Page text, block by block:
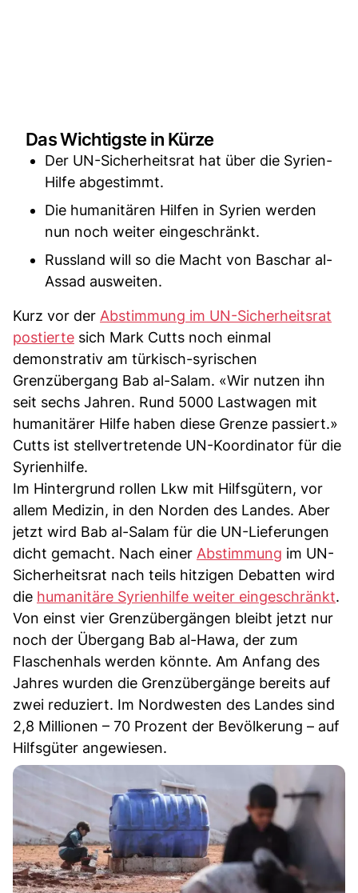
Das Wichtigste in Kürze
Der UN-Sicherheitsrat hat über die Syrien-
Hilfe abgestimmt.
Die humanitären Hilfen in Syrien werden
nun noch weiter eingeschränkt.
Russland will so die Macht von Baschar al-
Assad ausweiten.
Kurz vor der Abstimmung im UN-Sicherheitsrat
postierte sich Mark Cutts noch einmal
demonstrativ am türkisch-syrischen
Grenzübergang Bab al-Salam. «Wir nutzen ihn
seit sechs Jahren. Rund 5000 Lastwagen mit
humanitärer Hilfe haben diese Grenze passiert.»
Cutts ist stellvertretende UN-Koordinator für die
Syrienhilfe.
Im Hintergrund rollen Lkw mit Hilfsgütern, vor
allem Medizin, in den Norden des Landes. Aber
jetzt wird Bab al-Salam für die UN-Lieferungen
dicht gemacht. Nach einer Abstimmung im UN-
Sicherheitsrat nach teils hitzigen Debatten wird
die humanitäre Syrienhilfe weiter eingeschränkt.
Von einst vier Grenzübergängen bleibt jetzt nur
noch der Übergang Bab al-Hawa, der zum
Flaschenhals werden könnte. Am Anfang des
Jahres wurden die Grenzübergänge bereits auf
zwei reduziert. Im Nordwesten des Landes sind
2,8 Millionen – 70 Prozent der Bevölkerung – auf
Hilfsgüter angewiesen.